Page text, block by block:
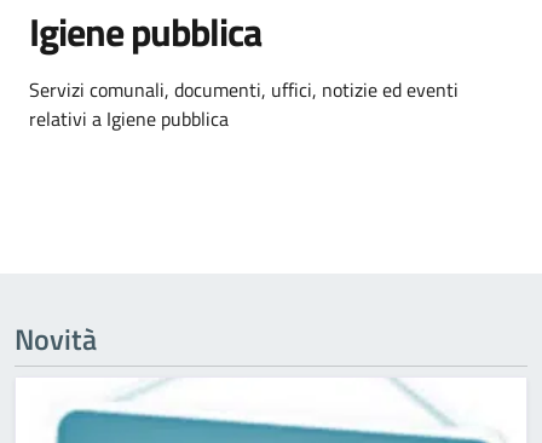
Igiene pubblica
Dettagli dell'argomento
Servizi comunali, documenti, uffici, notizie ed eventi
relativi a Igiene pubblica
Novità